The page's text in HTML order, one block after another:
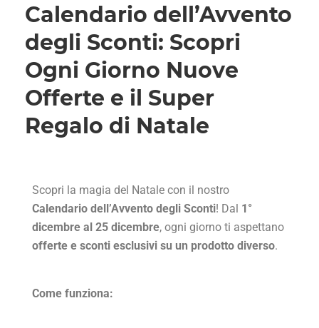
Calendario dell’Avvento
degli Sconti: Scopri
Ogni Giorno Nuove
Offerte e il Super
Regalo di Natale
Scopri la magia del Natale con il nostro
Calendario dell’Avvento degli Sconti! Dal 1°
dicembre al 25 dicembre, ogni giorno ti aspettano
offerte e sconti esclusivi su un prodotto diverso.
Come funziona: